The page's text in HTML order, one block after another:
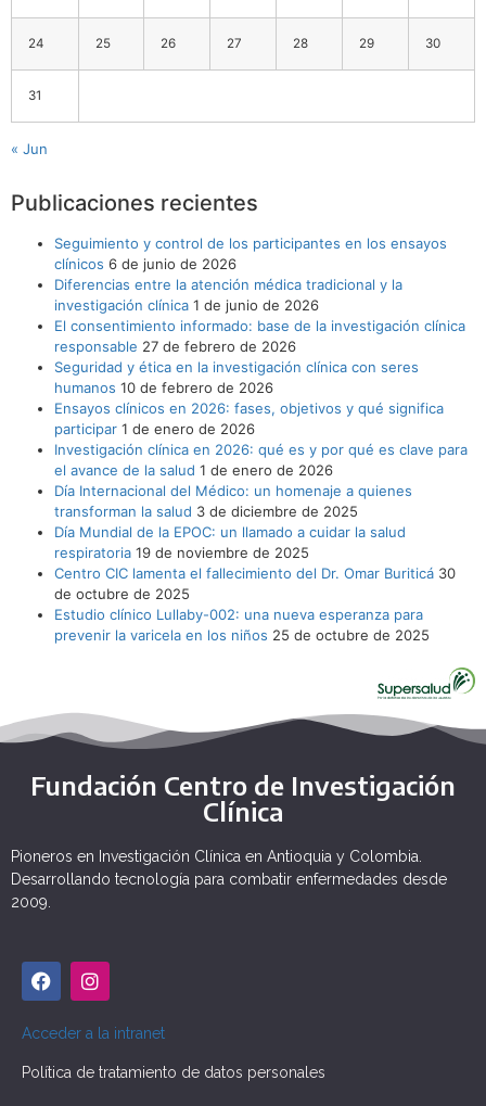
24 25 26 27 28 29 30
31
« Jun
Publicaciones recientes
Seguimiento y control de los participantes en los ensayos
clínicos 6 de junio de 2026
Diferencias entre la atención médica tradicional y la
investigación clínica 1 de junio de 2026
El consentimiento informado: base de la investigación clínica
responsable 27 de febrero de 2026
Seguridad y ética en la investigación clínica con seres
humanos 10 de febrero de 2026
Ensayos clínicos en 2026: fases, objetivos y qué significa
participar 1 de enero de 2026
Investigación clínica en 2026: qué es y por qué es clave para
el avance de la salud 1 de enero de 2026
Día Internacional del Médico: un homenaje a quienes
transforman la salud 3 de diciembre de 2025
Día Mundial de la EPOC: un llamado a cuidar la salud
respiratoria 19 de noviembre de 2025
Centro CIC lamenta el fallecimiento del Dr. Omar Buriticá 30
de octubre de 2025
Estudio clínico Lullaby-002: una nueva esperanza para
prevenir la varicela en los niños 25 de octubre de 2025
Fundación Centro de Investigación
Clínica
Pioneros en Investigación Clínica en Antioquia y Colombia.
Desarrollando tecnología para combatir enfermedades desde
2009.
Acceder a la intranet
Política de tratamiento de datos personales